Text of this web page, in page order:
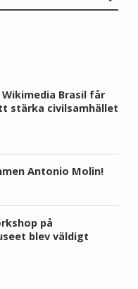
Brasil får
stärka civilsamhället
Antonio Molin!
på
blev väldigt